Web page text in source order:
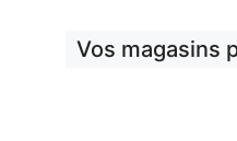
Vos magasins